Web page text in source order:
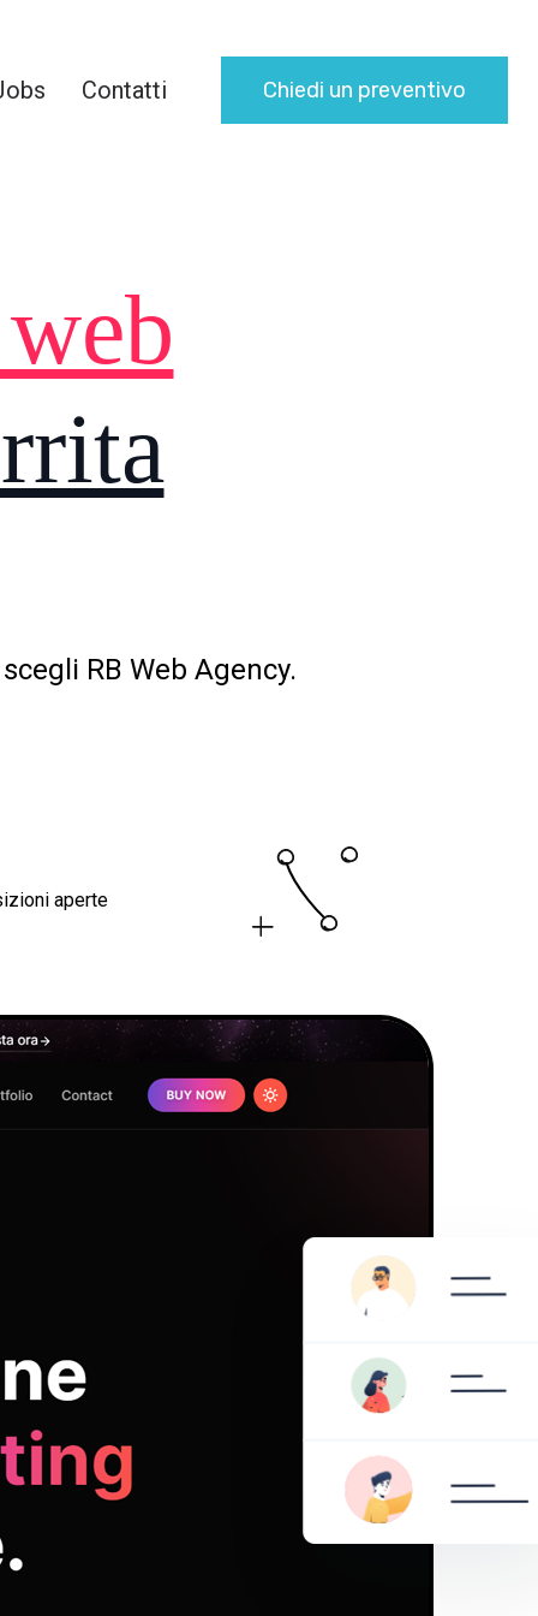
Contatti Chiedi un preventivo
RB Web Agency.
aperte